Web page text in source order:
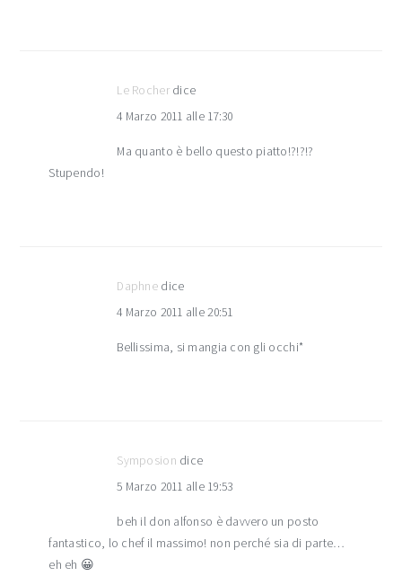
Le Rocher dice
4 Marzo 2011 alle 17:30
Ma quanto è bello questo piatto!?!?!?
Stupendo!
Daphne dice
4 Marzo 2011 alle 20:51
Bellissima, si mangia con gli occhi*
Symposion dice
5 Marzo 2011 alle 19:53
beh il don alfonso è davvero un posto
fantastico, lo chef il massimo! non perché sia di parte…
eh eh 😀